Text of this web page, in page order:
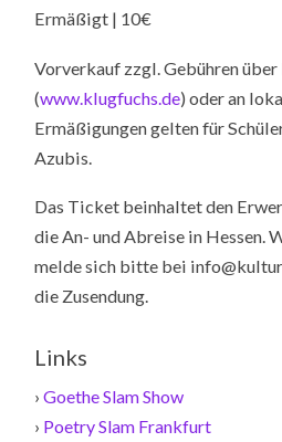
Ermäßigt | 10€
Vorverkauf zzgl. Gebühren
(www.klugfuchs.de) oder an
Ermäßigungen gelten für
Azubis.
Das Ticket beinhaltet den
die An- und Abreise in Hessen.
melde sich bitte bei
die Zusendung.
Links
›Goethe Slam Show
› Poetry Slam Frankfurt